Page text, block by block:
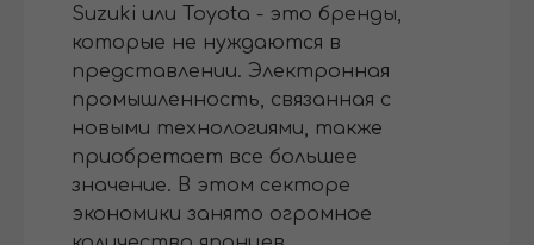
Suzuki или Toyota - это бренды,
которые не нуждаются в
представлении. Электронная
промышленность, связанная с
новыми технологиями, также
приобретает все большее
значение. В этом секторе
экономики занято огромное